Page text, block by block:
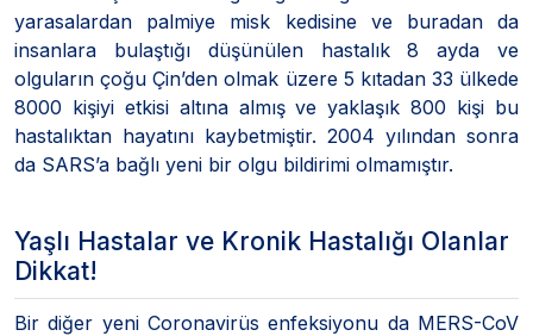
yarasalardan palmiye misk kedisine ve buradan da
insanlara bulaştığı düşünülen hastalık 8 ayda ve
olguların çoğu Çin’den olmak üzere 5 kıtadan 33 ülkede
8000 kişiyi etkisi altına almış ve yaklaşık 800 kişi bu
hastalıktan hayatını kaybetmiştir. 2004 yılından sonra
da SARS’a bağlı yeni bir olgu bildirimi olmamıştır.
Yaşlı Hastalar ve Kronik Hastalığı Olanlar
Dikkat!
Bir diğer yeni Coronavirüs enfeksiyonu da MERS-CoV